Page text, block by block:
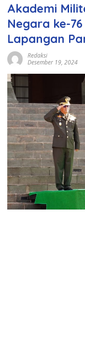
Akademi
Negara ke-
Lapangan
Redaksi
Desember 19, 2024